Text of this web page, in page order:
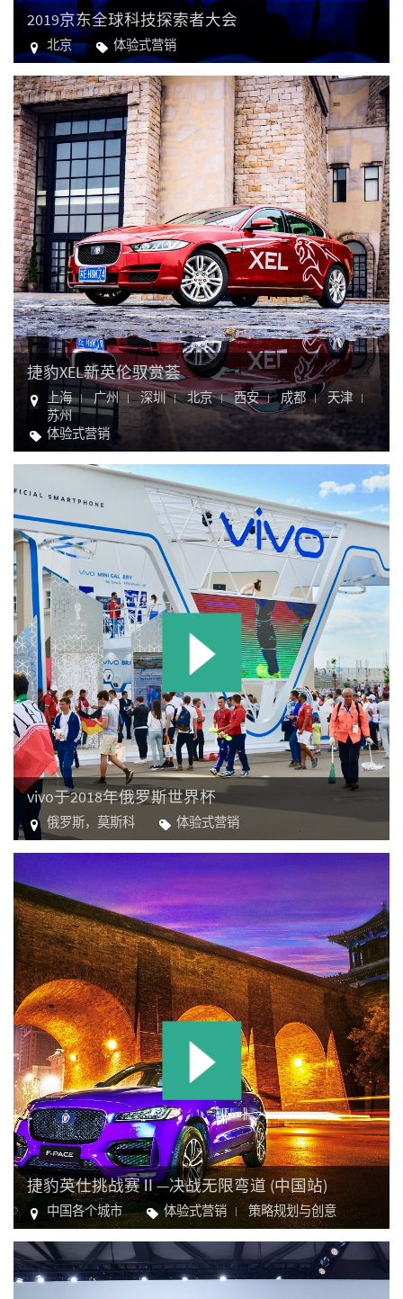
2019京东全球科技探索者大会
北京
体验式营销
电子商贸
捷豹XEL新英伦驭赏荟
上海 广州 深圳 北京 西安 成都
天津
苏州
体验式营销
汽车
vivo于2018年俄罗斯世界杯
俄罗斯，莫斯科
体验式营销
电子产品
运动
捷豹英仕挑战赛Ⅱ—决战无限弯道 (中国站)
中国各个城市 体验式营销
策略规划与创意
汽车